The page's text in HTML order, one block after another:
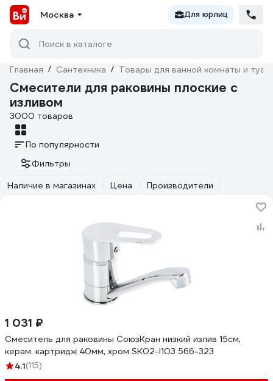
Москва Для юрлиц
Поиск в каталоге
Главная / Сантехника / Товары для ванной комнаты и
Смесители для раковины плоские с
изливом
3000 товаров
По популярности
Фильтры
Наличие в магазинах
Цена Производители
1 031 ₽
Смеситель для раковины СоюзКран низкий излив 15см,
керам. картридж 40мм, хром SK02-I103 566-323
4.1(115)